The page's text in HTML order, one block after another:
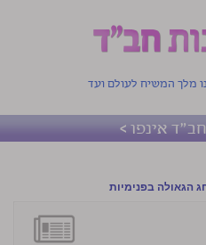
מלך המשיח לעולם ועד
חב"ד אינפו >
הגאולה בפנימיות